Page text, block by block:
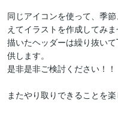
同じアイコンを使って、季
えてイラストを作成してみ
描いたヘッダーは繰り抜い
供します。
是非是非ご検討ください！！